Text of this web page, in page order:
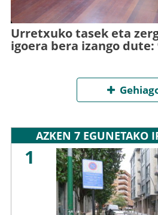
Urretxuko tasek eta
igoera bera izango dute:
AZKEN 7 EGUNETAKO
1